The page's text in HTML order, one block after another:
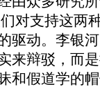
对支持这两
驱动。李银
来辩驳，而
和假道学的